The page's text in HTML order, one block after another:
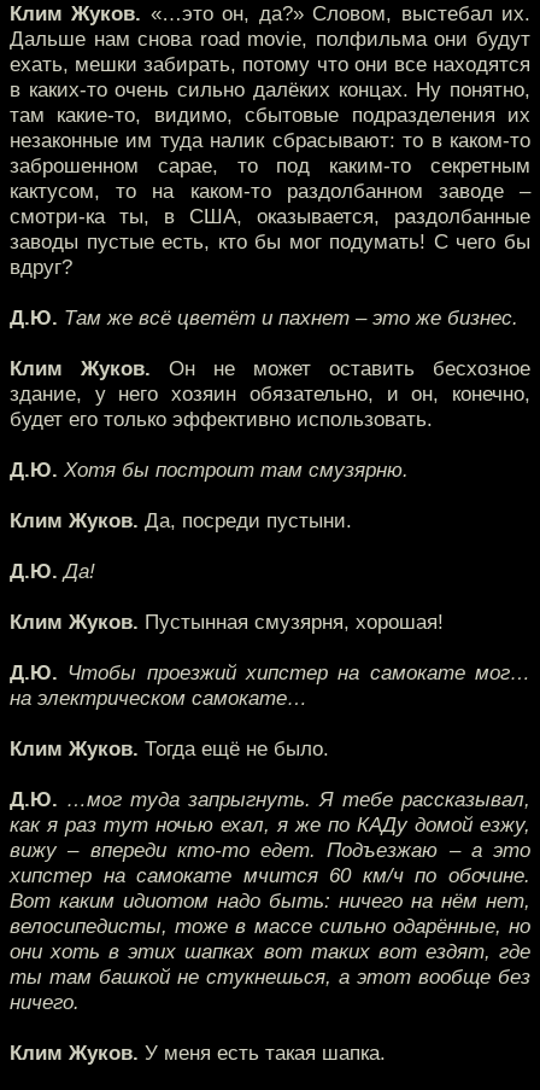
Клим Жуков. «…это он, да?» Словом, выстебал их.
Дальше нам снова road movie, полфильма они будут
ехать, мешки забирать, потому что они все находятся
в каких-то очень сильно далёких концах. Ну понятно,
там какие-то, видимо, сбытовые подразделения их
незаконные им туда налик сбрасывают: то в каком-то
заброшенном сарае, то под каким-то секретным
кактусом, то на каком-то раздолбанном заводе –
смотри-ка ты, в США, оказывается, раздолбанные
заводы пустые есть, кто бы мог подумать! С чего бы
вдруг?
Д.Ю. Там же всё цветёт и пахнет – это же бизнес.
Клим Жуков. Он не может оставить бесхозное
здание, у него хозяин обязательно, и он, конечно,
будет его только эффективно использовать.
Д.Ю. Хотя бы построит там смузярню.
Клим Жуков. Да, посреди пустыни.
Д.Ю. Да!
Клим Жуков. Пустынная смузярня, хорошая!
Д.Ю. Чтобы проезжий хипстер на самокате мог…
на электрическом самокате…
Клим Жуков. Тогда ещё не было.
Д.Ю. …мог туда запрыгнуть. Я тебе рассказывал,
как я раз тут ночью ехал, я же по КАДу домой езжу,
вижу – впереди кто-то едет. Подъезжаю – а это
хипстер на самокате мчится 60 км/ч по обочине.
Вот каким идиотом надо быть: ничего на нём нет,
велосипедисты, тоже в массе сильно одарённые, но
они хоть в этих шапках вот таких вот ездят, где
ты там башкой не стукнешься, а этот вообще без
ничего.
Клим Жуков. У меня есть такая шапка.